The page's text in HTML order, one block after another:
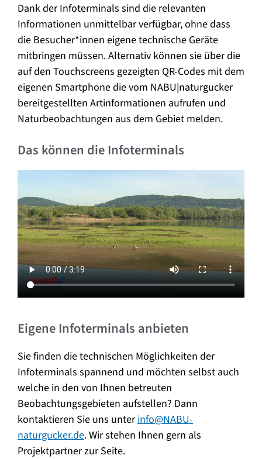
Dank der Infoterminals sind die relevanten
Informationen unmittelbar verfügbar, ohne dass
die Besucher*innen eigene technische Geräte
mitbringen müssen. Alternativ können sie über die
auf den Touchscreens gezeigten QR-Codes mit dem
eigenen Smartphone die vom NABU|naturgucker
bereitgestellten Artinformationen aufrufen und
Naturbeobachtungen aus dem Gebiet melden.
Das können die Infoterminals
Eigene Infoterminals anbieten
Sie finden die technischen Möglichkeiten der
Infoterminals spannend und möchten selbst auch
welche in den von Ihnen betreuten
Beobachtungsgebieten aufstellen? Dann
kontaktieren Sie uns unterinfo@NABU-
naturgucker.de. Wir stehen Ihnen gern als
Projektpartner zur Seite.